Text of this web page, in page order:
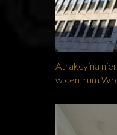
Atrakcyjna
w centrum